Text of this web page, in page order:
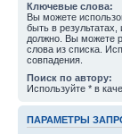
Ключевые слова:
Вы можете
быть в результатах,
должно. Вы можете
слова из списка.
совпадения.
Поиск по автору:
Используйте * в
ПАРАМЕТРЫ